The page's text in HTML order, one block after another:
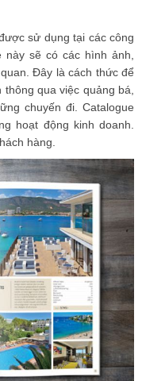
sử dụng tại các công
sẽ có các hình ảnh,
Đây là cách thức để
qua việc quảng bá,
chuyến đi. Catalogue
hoạt động kinh doanh.
hàng.